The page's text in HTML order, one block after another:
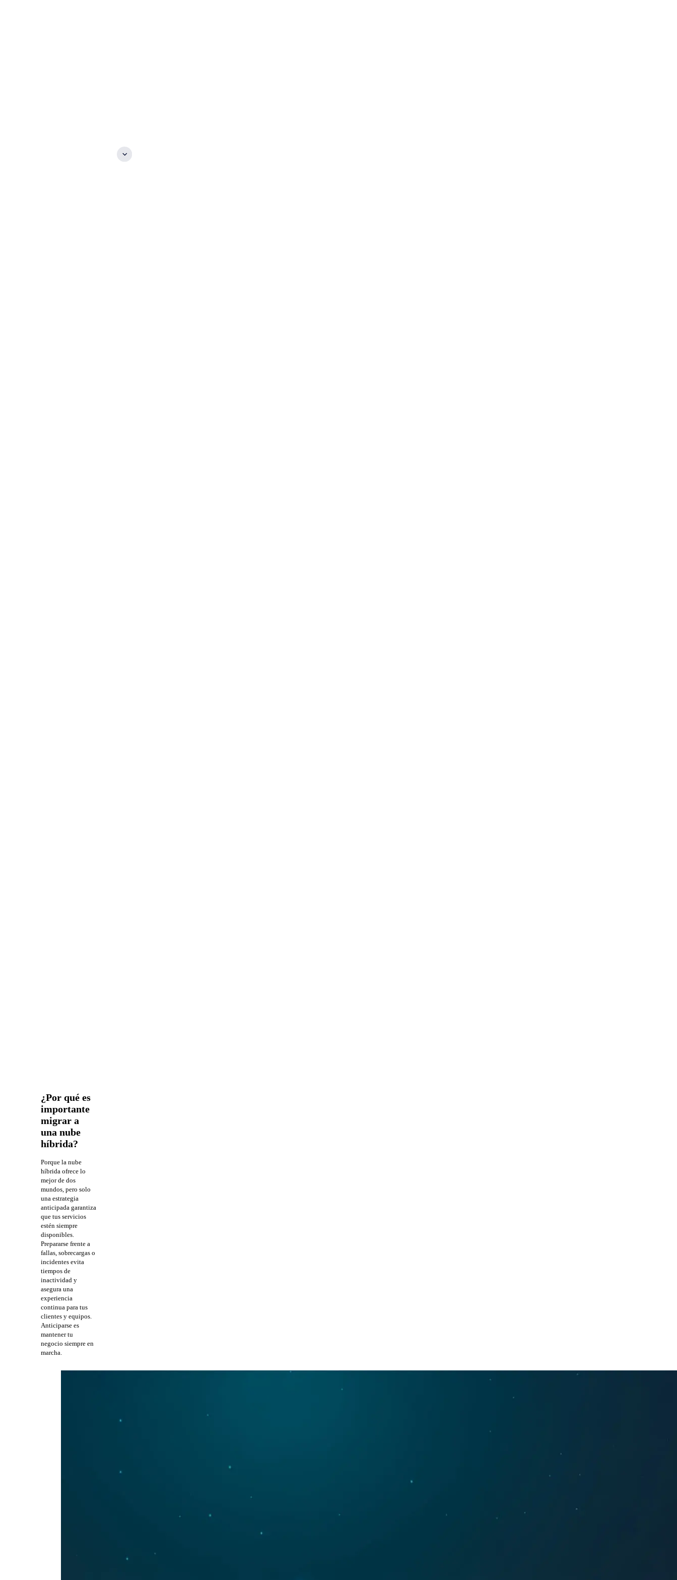
¿Por qué es
importante
migrar a
una nube
híbrida?
Porque la nube
híbrida ofrece lo
mejor de dos
mundos, pero solo
una estrategia
anticipada garantiza
que tus servicios
estén siempre
disponibles.
Prepararse frente a
fallas, sobrecargas o
incidentes evita
tiempos de
inactividad y
asegura una
experiencia
continua para tus
clientes y equipos.
Anticiparse es
mantener tu
negocio siempre en
marcha.